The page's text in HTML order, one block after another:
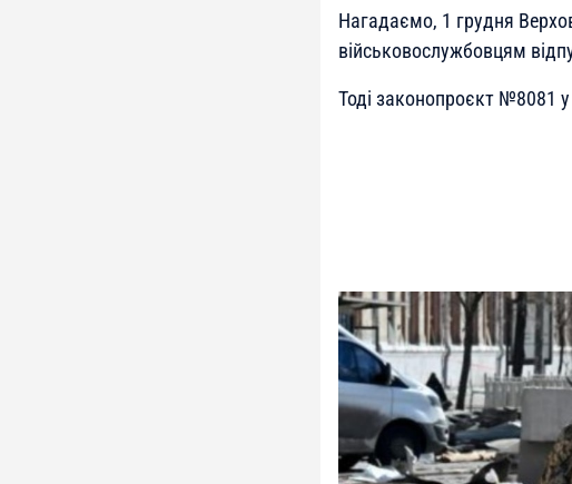
Нагадаємо, 1 грудня
військовослужбовцям
Тоді законопроєкт №8081